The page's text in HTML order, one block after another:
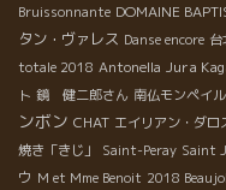
Bruissonnante DOMAINE
タン・ヴァレス Danse encore
totale 2018 Antonella Jura
ト 鏡 健二郎さん 南仏モンペイル
ンボン CHAT エイリアン・ダロ
焼き「きじ」
Saint-Peray Saint
ウ M et Mme Benoit 2018